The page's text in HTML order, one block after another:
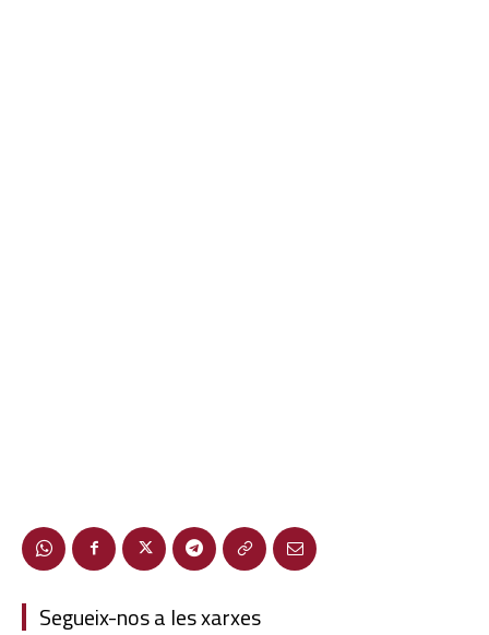
Segueix-nos a les xarxes